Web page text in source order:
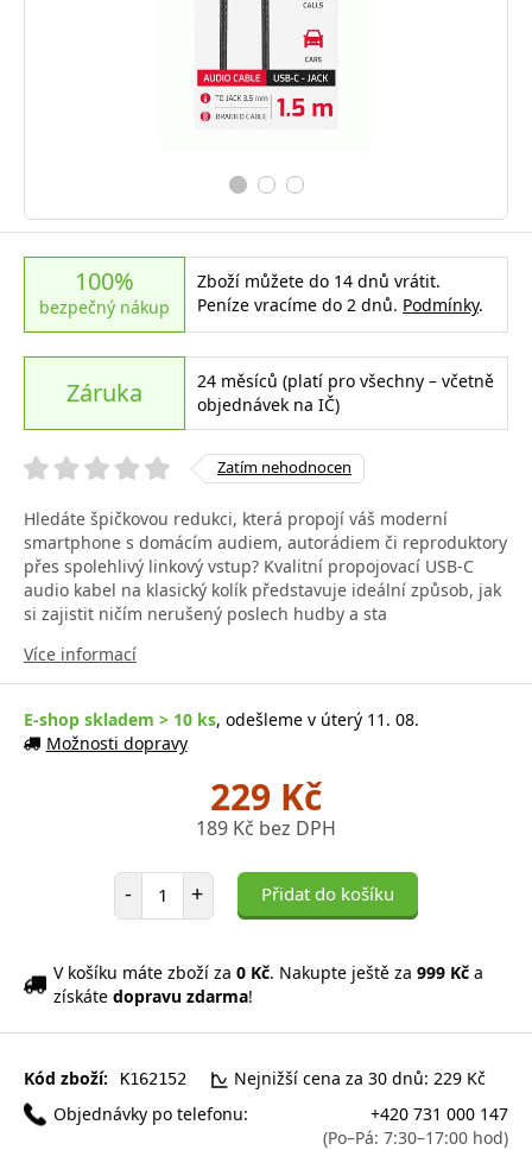
100%
bezpečný nákup
Zboží můžete do 14 dnů vrátit.
Peníze vracíme do 2 dnů. Podmínky.
Záruka
24 měsíců (platí pro všechny – včetně
objednávek na IČ)
Zatím nehodnocen
Hledáte špičkovou redukci, která propojí váš moderní
smartphone s domácím audiem, autorádiem či reproduktory
přes spolehlivý linkový vstup? Kvalitní propojovací USB-C
audio kabel na klasický kolík představuje ideální způsob, jak
si zajistit ničím nerušený poslech hudby a sta
Více informací
E-shop skladem > 10 ks, odešleme v úterý 11. 08.
Možnosti dopravy
229 Kč
189 Kč bez DPH
- Počet položek
+ Přidat do košíku
V košíku máte zboží za 0 Kč. Nakupte ještě za 999 Kč a
získáte dopravu zdarma!
Kód zboží: K162152
Nejnižší cena za 30 dnů: 229 Kč
Objednávky po telefonu:
+420 731 000 147
(Po–Pá: 7:30–17:00 hod)